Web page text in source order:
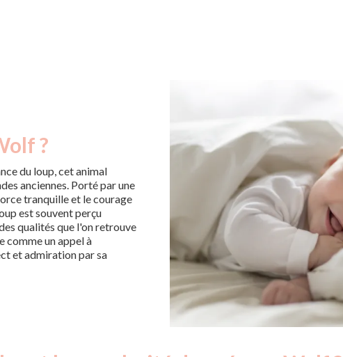
?
du loup, cet animal
anciennes. Porté par une
tranquille et le courage
est souvent perçu
qualités que l'on retrouve
comme un appel à
et admiration par sa